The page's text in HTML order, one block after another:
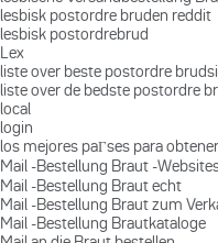
lesbisk postordre bruden reddit
lesbisk postordrebrud
Lex
liste over beste postordre
liste over de bedste postordre
local
login
los mejores paГ­ses para
Mail -Bestellung Braut -
Mail -Bestellung Braut echt
Mail -Bestellung Braut zum
Mail -Bestellung Brautkataloge